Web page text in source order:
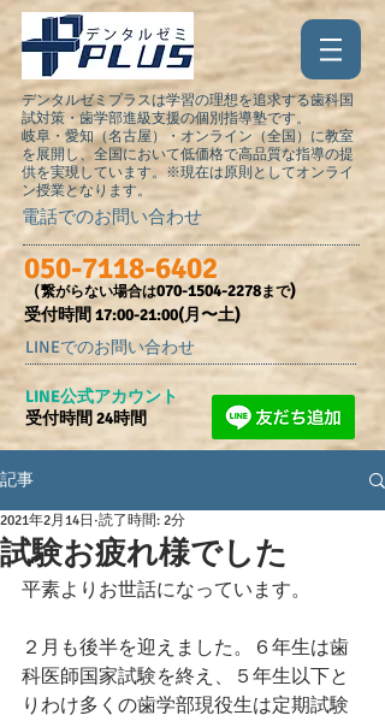
デンタルゼミプラスは学習の理想を追求する歯科国
試対策・歯学部進級支援の個別指導塾です。
岐阜・愛知（名古屋）・オンライン（全国）に教室
を展開し、全国において低価格で高品質な指導の提
供を実現しています。※現在は原則としてオンライ
ン授業となります。
電話でのお問い合わせ
050-7118-6402
（繋がらない場合は070-1504-2278まで)
受付時間​ 17:00-21:00(月〜土)
LINEでのお問い合わせ
​LINE公式アカウント
受付時間 24時間
記事
試験お疲れ様でした
2021年2月14日 読了時間: 2分
平素よりお世話になっています。
２月も後半を迎えました。６年生は歯
科医師国家試験を終え、５年生以下と
りわけ多くの歯学部現役生は定期試験